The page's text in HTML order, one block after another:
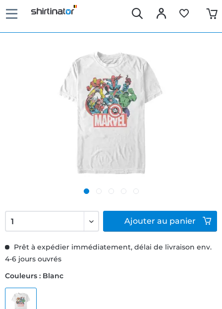
Prêt à expédier immédiatement, délai de livraison env.
4-6 jours ouvrés
Couleurs : Blanc
Ajouter au panier